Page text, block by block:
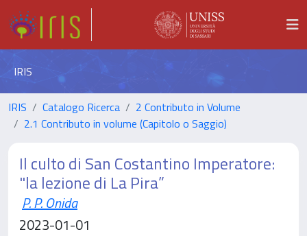
IRIS
IRIS Catalogo Ricerca
2 Contributo in Volume
2.1 Contributo in volume (Capitolo o Saggio)
Il culto di San Costantino Imperatore:
"la lezione di La Pira”
P. P. Onida
2023-01-01